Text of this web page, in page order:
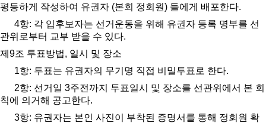
평등하게 작성하여 유권자 (본회 정회원) 들에게 배포한다.
4항: 각 입후보자는 선거운동을 위해 유권자 등록 명부를 선
관위로부터 교부 받을 수 있다.
제 9조 투표방법, 일시 및 장소
1항: 투표는 유권자의 무기명 직접 비밀투표로 한다.
2항: 선거일 3주전까지 투표일시 및 장소를 선관위에서 본 회
칙에 의거해 공고한다.
3항: 유권자는 본인 사진이 부착된 증명서를 통해 정회원 확